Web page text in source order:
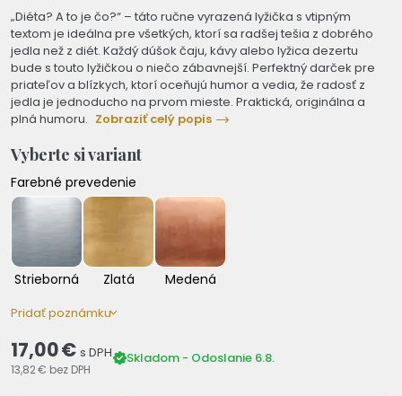
„Diéta? A to je čo?“ – táto ručne vyrazená lyžička s vtipným
textom je ideálna pre všetkých, ktorí sa radšej tešia z dobrého
jedla než z diét. Každý dúšok čaju, kávy alebo lyžica dezertu
bude s touto lyžičkou o niečo zábavnejší. Perfektný darček pre
priateľov a blízkych, ktorí oceňujú humor a vedia, že radosť z
jedla je jednoducho na prvom mieste. Praktická, originálna a
plná humoru. Zobraziť celý popis
Vyberte si variant
Farebné prevedenie
Strieborná Zlatá Medená
Pridať poznámku
17,00 € s DPH
13,82 € bez DPH
Skladom - Odoslanie 6.8.